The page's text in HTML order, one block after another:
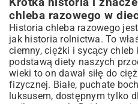
chleba domowego
Pomysły na wykorzystanie
razowego: Od kanapek po
Podsumowanie: Radość z
Sukcesu
chleba razowego w
Historia chleba razowego
jak historia rolnictwa. To
ciemny, ciężki i sycący chleb
podstawą diety naszych
wieki to on dawał siłę do
fizycznej. Białe, puchate
luksusem, dostępnym tylko